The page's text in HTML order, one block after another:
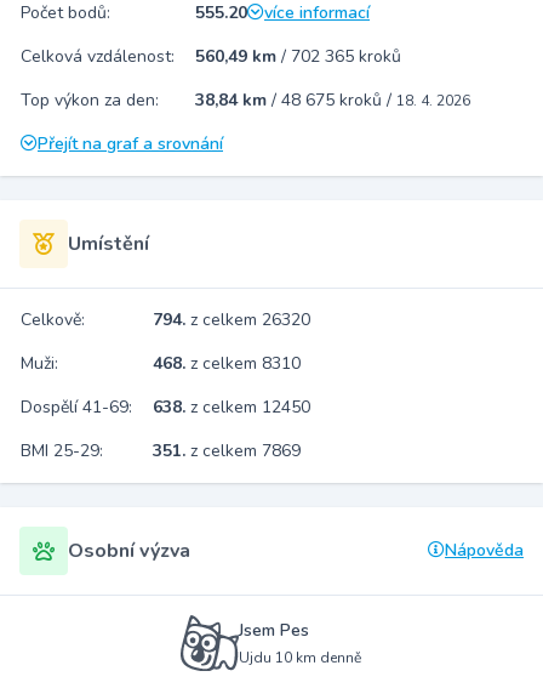
Počet bodů: 555.20
více informací
Celková vzdálenost:
560,49 km / 702 365 kroků
Top výkon za den:
38,84 km / 48 675 kroků / 18. 4. 2026
Přejít na graf a srovnání
Umístění
Celkově: 794. z celkem 26320
Muži:
468. z celkem 8310
Dospělí 41-69:
638. z celkem 12450
BMI 25-29:
351. z celkem 7869
Osobní výzva Nápověda
Jsem Pes
Ujdu 10 km denně